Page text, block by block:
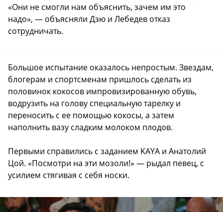
«Они не смогли нам объяснить, зачем им это
надо», — объясняли Дзю и Лебедев отказ
сотрудничать.
Большое испытание оказалось непростым. Звездам,
блогерам и спортсменам пришлось сделать из
половинок кокосов импровизированную обувь,
водрузить на голову специальную тарелку и
переносить с ее помощью кокосы, а затем
наполнить вазу сладким молоком плодов.
Первыми справились с заданием KAYA и Анатолий
Цой. «Посмотри на эти мозоли!» — рыдал певец, с
усилием стягивая с себя носки.